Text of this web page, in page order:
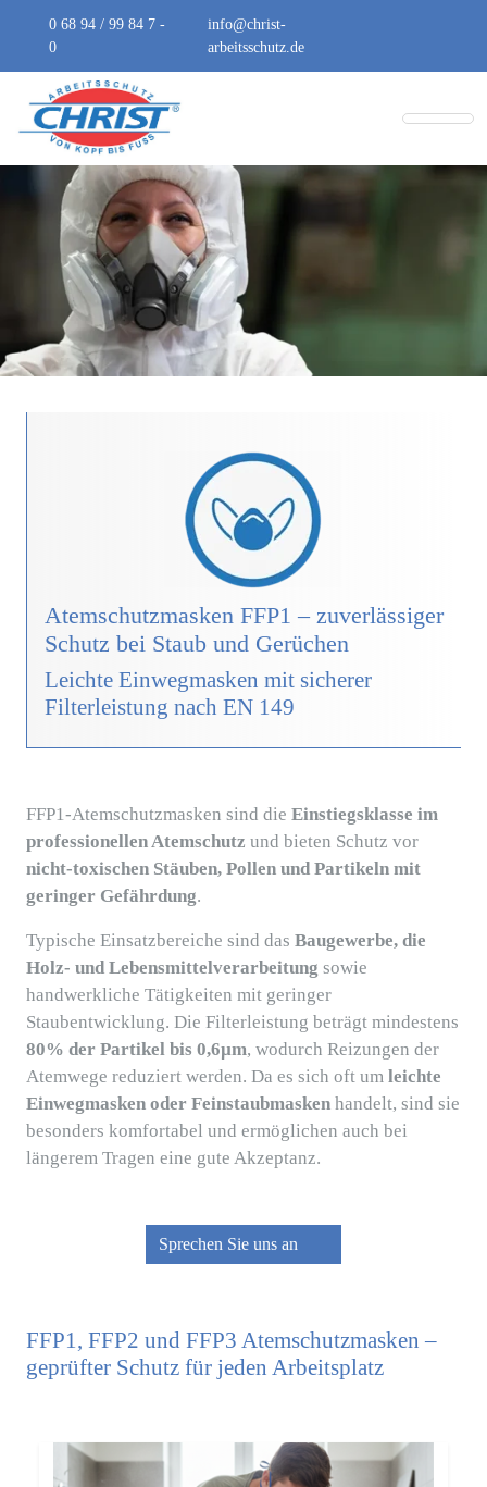
0 68 94 / 99 84 7 -
0
info@christ-
arbeitsschutz.de
Atemschutzmasken FFP1 – zuverlässiger
Schutz bei Staub und Gerüchen
Leichte Einwegmasken mit sicherer
Filterleistung nach EN 149
FFP1-Atemschutzmasken sind die Einstiegsklasse im
professionellen Atemschutz und bieten Schutz vor
nicht-toxischen Stäuben, Pollen und Partikeln mit
geringer Gefährdung.
Typische Einsatzbereiche sind das Baugewerbe, die
Holz- und Lebensmittelverarbeitung sowie
handwerkliche Tätigkeiten mit geringer
Staubentwicklung. Die Filterleistung beträgt mindestens
80% der Partikel bis 0,6µm, wodurch Reizungen der
Atemwege reduziert werden. Da es sich oft um leichte
Einwegmasken oder Feinstaubmasken handelt, sind sie
besonders komfortabel und ermöglichen auch bei
längerem Tragen eine gute Akzeptanz.
Sprechen Sie uns an
FFP1, FFP2 und FFP3 Atemschutzmasken –
geprüfter Schutz für jeden Arbeitsplatz